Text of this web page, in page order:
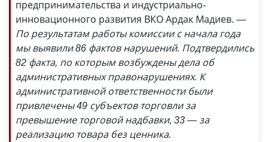
предпринимательства и индустриально-
инновационного развития ВКО Ардак Мадиев. —
По результатам работы комиссии с начала года
мы выявили 86 фактов нарушений. Подтвердились
82 факта, по которым возбуждены дела об
административных правонарушениях. К
административной ответственности были
привлечены 49 субъектов торговли за
превышение торговой надбавки, 33 — за
реализацию товара без ценника.